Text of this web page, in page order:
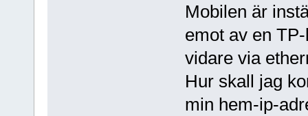
Mobilen är
emot av en
vidare via
Hur skall jag
min hem-ip-